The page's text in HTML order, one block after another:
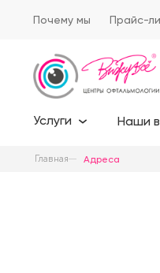
Почему мы Прайс-
Услуги Наши
Главная Адреса